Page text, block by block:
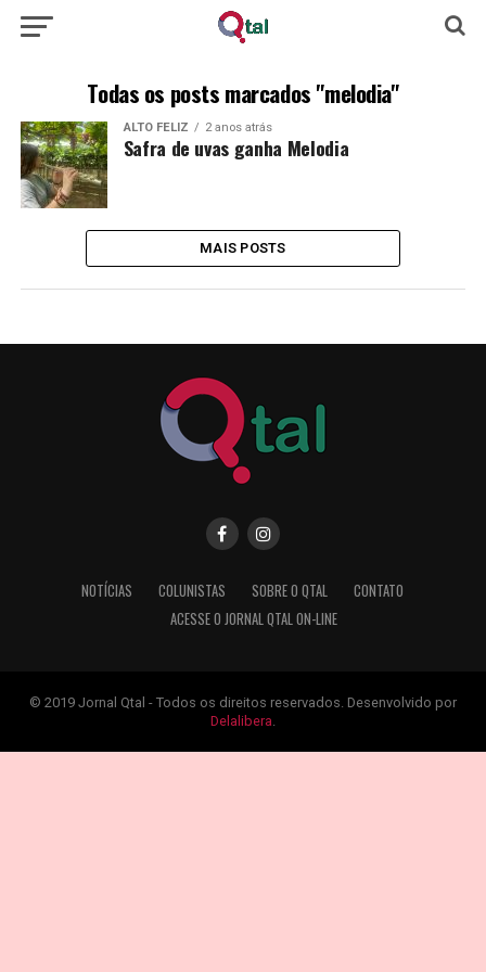
Todas os posts marcados "melodia"
ALTO FELIZ 2 anos atrás
Safra de uvas ganha Melodia
MAIS POSTS
NOTÍCIAS COLUNISTAS SOBRE O QTAL
CONTATO
ACESSE O JORNAL QTAL ON-LINE
© 2019 Jornal Qtal - Todos os direitos reservados. Desenvolvido por
Delalibera.